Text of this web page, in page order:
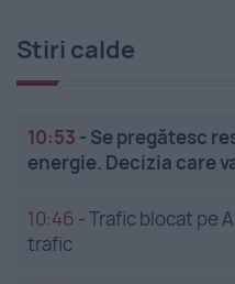
Stiri calde
10:53 - Se pregătesc
energie. Decizia care
10:46 -Trafic blocat pe
trafic